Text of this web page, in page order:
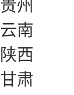
云南
陕西
甘肃